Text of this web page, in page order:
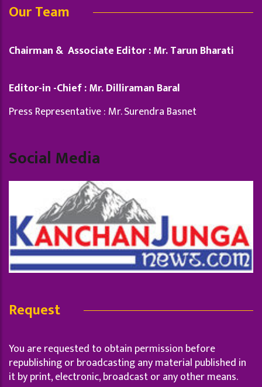
Our Team
Chairman & Associate Editor : Mr. Tarun Bharati
Editor-in -Chief : Mr. Dilliraman Baral
Press Representative : Mr. Surendra Basnet
Social Media
Request
You are requested to obtain permission before
republishing or broadcasting any material published in
it by print, electronic, broadcast or any other means.